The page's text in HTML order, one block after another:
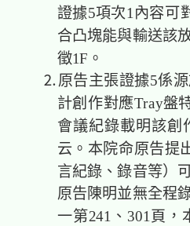
證據5項次1內容可
合凸塊能與輸送該
徵1F。
⒉原告主張證據5係源
計創作對應Tray盤
會議紀錄載明該創
云。本院命原告提
言紀錄、錄音等）
原告陳明並無全程
一第241、301頁